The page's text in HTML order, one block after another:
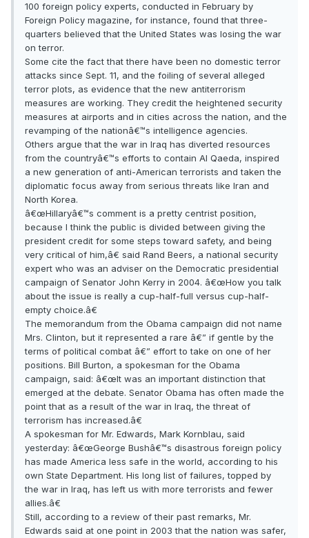
100 foreign policy experts, conducted in February by
Foreign Policy magazine, for instance, found that three-
quarters believed that the United States was losing the war
on terror.
Some cite the fact that there have been no domestic terror
attacks since Sept. 11, and the foiling of several alleged
terror plots, as evidence that the new antiterrorism
measures are working. They credit the heightened security
measures at airports and in cities across the nation, and the
revamping of the nationâ€™s intelligence agencies.
Others argue that the war in Iraq has diverted resources
from the countryâ€™s efforts to contain Al Qaeda, inspired
a new generation of anti-American terrorists and taken the
diplomatic focus away from serious threats like Iran and
North Korea.
â€œHillaryâ€™s comment is a pretty centrist position,
because I think the public is divided between giving the
president credit for some steps toward safety, and being
very critical of him,â€ said Rand Beers, a national security
expert who was an adviser on the Democratic presidential
campaign of Senator John Kerry in 2004. â€œHow you talk
about the issue is really a cup-half-full versus cup-half-
empty choice.â€
The memorandum from the Obama campaign did not name
Mrs. Clinton, but it represented a rare â€” if gentle by the
terms of political combat â€” effort to take on one of her
positions. Bill Burton, a spokesman for the Obama
campaign, said: â€œIt was an important distinction that
emerged at the debate. Senator Obama has often made the
point that as a result of the war in Iraq, the threat of
terrorism has increased.â€
A spokesman for Mr. Edwards, Mark Kornblau, said
yesterday: â€œGeorge Bushâ€™s disastrous foreign policy
has made America less safe in the world, according to his
own State Department. His long list of failures, topped by
the war in Iraq, has left us with more terrorists and fewer
allies.â€
Still, according to a review of their past remarks, Mr.
Edwards said at one point in 2003 that the nation was safer,